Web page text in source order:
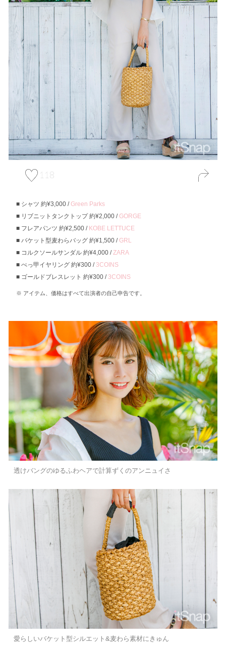
118
シャツ 約¥3,000 /Green Parks
リブニットタンクトップ 約¥2,000 /GORGE
フレアパンツ 約¥2,500 / KOBE LETTUCE
バケット型麦わらバッグ 約¥1,500 /GRL
コルクソールサンダル 約¥4,000 /ZARA
べっ甲イヤリング 約¥300 / 3COINS
ゴールドブレスレット 約¥300 / 3COINS
アイテム、価格はすべて出演者の自己申告です。
透けバングのゆるふわヘアで計算ずくのアンニュイさ
愛らしいバケット型シルエット&麦わら素材にきゅん